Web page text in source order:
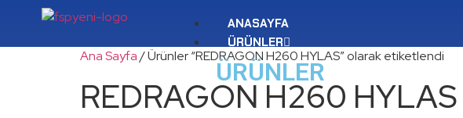
ANASAYFA
ÜRÜNLER
ÜRÜNLER
Ana Sayfa/ Ürünler “REDRAGON H260 HYLAS” olarak etiketlendi
REDRAGON H260 HYLAS